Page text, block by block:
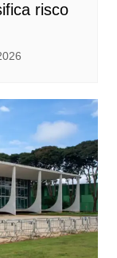
risco